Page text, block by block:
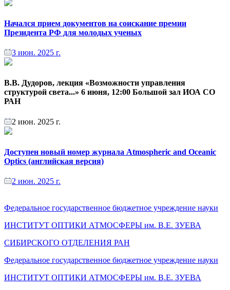
Начался прием документов на соискание премии
Президента РФ для молодых ученых
3 июн. 2025 г.
В.В. Дудоров, лекция «Возможности управления
структурой света...» 6 июня, 12:00 Большой зал ИОА СО
РАН
2 июн. 2025 г.
Доступен новый номер журнала Atmospheric and Oceanic
Optics (английская версия)
2 июн. 2025 г.
Федеральное государственное бюджетное учреждение науки
ИНСТИТУТ ОПТИКИ АТМОСФЕРЫ им. В.Е. ЗУЕВА
СИБИРСКОГО ОТДЕЛЕНИЯ РАН
Федеральное государственное бюджетное учреждение науки
ИНСТИТУТ ОПТИКИ АТМОСФЕРЫ им. В.Е. ЗУЕВА